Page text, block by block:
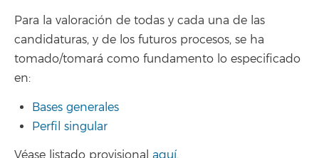
Para la valoración de todas y cada una de las
candidaturas, y de los futuros procesos, se ha
tomado/tomará como fundamento lo especificado
en:
Bases generales
Perfil singular
Véase listado provisional aquí.